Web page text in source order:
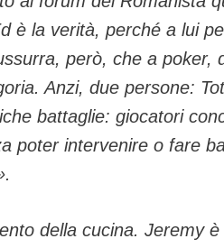
è la verità, perché a lui
però, che a poker,
Anzi, due persone:
battaglie: giocatori
poter intervenire o fare
della cucina. Jeremy